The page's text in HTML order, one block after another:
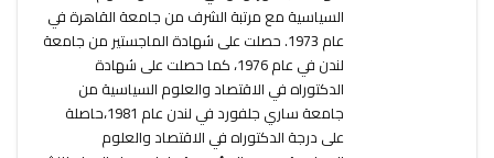
السياسية مع مرتبة الشرف من جامعة القاهرة في
عام 1973. حصلت على شهادة الماجستير من جامعة
لندن في عام 1976، كما حصلت على شهادة
الدكتوراه في الاقتصاد والعلوم السياسية من
جامعة ساري جلفورد في لندن عام 1981،حاصلة
على درجة الدكتوراه في الاقتصاد والعلوم